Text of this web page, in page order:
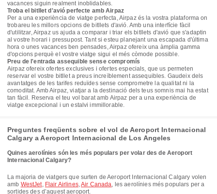
vacances siguin realment inoblidables.
Troba el bitllet d'avió perfecte amb Airpaz
Per a una experiència de viatge perfecta, Airpaz és la vostra plataforma on
trobareu les millors opcions de bitllets d'avió. Amb una interfície fàcil
d'utilitzar, Airpaz us ajuda a comparar i triar els bitllets d'avió que s'adaptin
al vostre horari i pressupost. Tant si esteu planejant una escapada d'última
hora o unes vacances ben pensades, Airpaz ofereix una àmplia gamma
d'opcions perquè el vostre viatge sigui el més còmode possible.
Preu de l'entrada assequible sense compromís
Airpaz ofereix ofertes exclusives i ofertes especials, que us permeten
reservar el vostre bitllet a preus increïblement assequibles. Gaudeix dels
avantatges de les tarifes reduïdes sense comprometre la qualitat ni la
comoditat. Amb Airpaz, viatjar a la destinació dels teus somnis mai ha estat
tan fàcil. Reserva el teu vol barat amb Airpaz per a una experiència de
viatge excepcional i un estalvi immillorable.
Preguntes freqüents sobre el vol de Aeroport Internacional
Calgary a Aeroport Internacional de Los Angeles
Quines aerolínies són les més populars per volar des de Aeroport
Internacional Calgary?
La majoria de viatgers que surten de Aeroport Internacional Calgary volen
amb WestJet, Flair Airlines,Air Canada, les aerolínies més populars per a
sortides des d’aquest aeroport.